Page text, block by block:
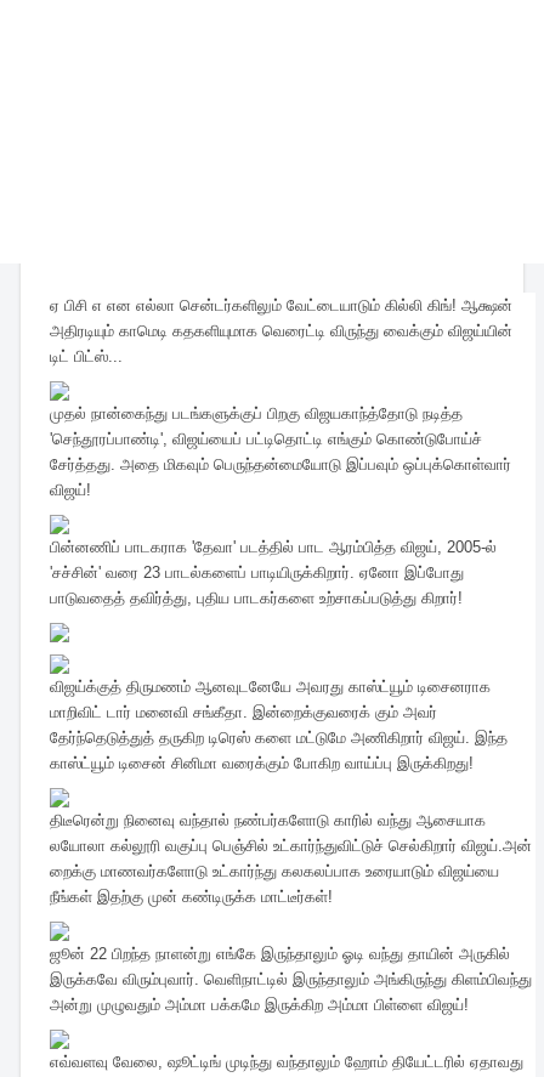
ஏ பிசி எ என எல்லா சென்டர்களிலும் வேட்டையாடும் கில்லி கிங்! ஆக்ஷன்
அதிரடியும் காமெடி கதகளியுமாக வெரைட்டி விருந்து வைக்கும் விஜய்யின்
டிட் பிட்ஸ்...
முதல் நான்கைந்து படங்களுக்குப் பிறகு விஜயகாந்த்தோடு நடித்த
'செந்தூரப்பாண்டி', விஜய்யைப் பட்டிதொட்டி எங்கும் கொண்டுபோய்ச்
சேர்த்தது. அதை மிகவும் பெருந்தன்மையோடு இப்பவும் ஒப்புக்கொள்வார்
விஜய்!
பின்னணிப் பாடகராக 'தேவா' படத்தில் பாட ஆரம்பித்த விஜய், 2005-ல்
'சச்சின்' வரை 23 பாடல்களைப் பாடியிருக்கிறார். ஏனோ இப்போது
பாடுவதைத் தவிர்த்து, புதிய பாடகர்களை உற்சாகப்படுத்து கிறார்!
விஜய்க்குத் திருமணம் ஆனவுடனேயே அவரது காஸ்ட்யூம் டிசைனராக
மாறிவிட் டார் மனைவி சங்கீதா. இன்றைக்குவரைக் கும் அவர்
தேர்ந்தெடுத்துத் தருகிற டிரெஸ் களை மட்டுமே அணிகிறார் விஜய். இந்த
காஸ்ட்யூம் டிசைன் சினிமா வரைக்கும் போகிற வாய்ப்பு இருக்கிறது!
திடீரென்று நினைவு வந்தால் நண்பர்களோடு காரில் வந்து ஆசையாக
லயோலா கல்லூரி வகுப்பு பெஞ்சில் உட்கார்ந்துவிட்டுச் செல்கிறார் விஜய்.அன்
றைக்கு மாணவர்களோடு உட்கார்ந்து கலகலப்பாக உரையாடும் விஜய்யை
நீங்கள் இதற்கு முன் கண்டிருக்க மாட்டீர்கள்!
ஜூன் 22 பிறந்த நாளன்று எங்கே இருந்தாலும் ஓடி வந்து தாயின் அருகில்
இருக்கவே விரும்புவார். வெளிநாட்டில் இருந்தாலும் அங்கிருந்து கிளம்பிவந்து
அன்று முழுவதும் அம்மா பக்கமே இருக்கிற அம்மா பிள்ளை விஜய்!
எவ்வளவு வேலை, ஷூட்டிங் முடிந்து வந்தாலும் ஹோம் தியேட்டரில் ஏதாவது